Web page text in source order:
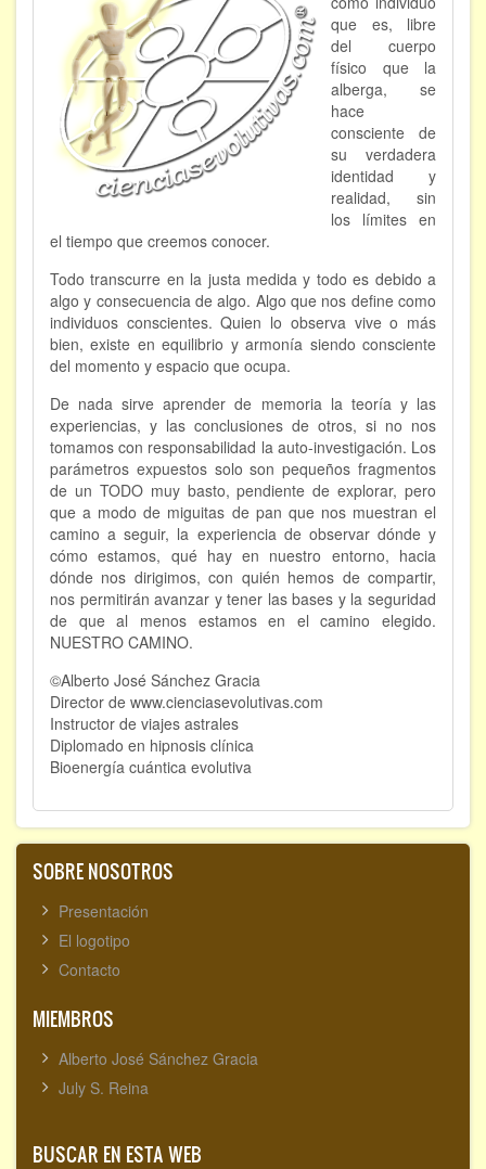
que es, libre
del cuerpo
físico que la
alberga, se
hace
consciente de
su verdadera
identidad y
realidad, sin
los límites en
el tiempo que creemos conocer.
Todo transcurre en la justa medida y todo es debido a
algo y consecuencia de algo. Algo que nos define como
individuos conscientes. Quien lo observa vive o más
bien, existe en equilibrio y armonía siendo consciente
del momento y espacio que ocupa.
De nada sirve aprender de memoria la teoría y las
experiencias, y las conclusiones de otros, si no nos
tomamos con responsabilidad la auto-investigación. Los
parámetros expuestos solo son pequeños fragmentos
de un TODO muy basto, pendiente de explorar, pero
que a modo de miguitas de pan que nos muestran el
camino a seguir, la experiencia de observar dónde y
cómo estamos, qué hay en nuestro entorno, hacia
dónde nos dirigimos, con quién hemos de compartir,
nos permitirán avanzar y tener las bases y la seguridad
de que al menos estamos en el camino elegido.
NUESTRO CAMINO.
©Alberto José Sánchez Gracia
Director de www.cienciasevolutivas.com
Instructor de viajes astrales
Diplomado en hipnosis clínica
Bioenergía cuántica evolutiva
SOBRE NOSOTROS
Presentación
El logotipo
Contacto
MIEMBROS
Alberto José Sánchez Gracia
July S. Reina
BUSCAR EN ESTA WEB